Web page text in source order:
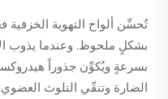
تُحسِّن ألواح التهوية الخزفية
بسرعةٍ ويُكوِّن جذوراً
الضارة وتنقّي التلوث